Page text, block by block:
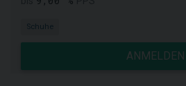
Schuhe
ANMELDEN